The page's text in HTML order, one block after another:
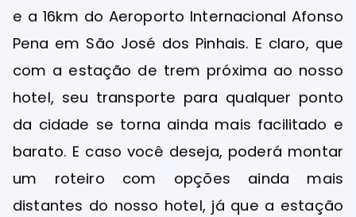
e a 16km do Aeroporto Internacional Afonso
Pena em São José dos Pinhais. E claro, que
com a estação de trem próxima ao nosso
hotel, seu transporte para qualquer ponto
da cidade se torna ainda mais facilitado e
barato. E caso você deseja, poderá montar
um roteiro com opções ainda mais
distantes do nosso hotel, já que a estação